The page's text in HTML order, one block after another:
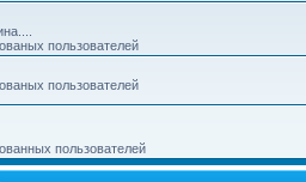
пользователей
пользователей
пользователей